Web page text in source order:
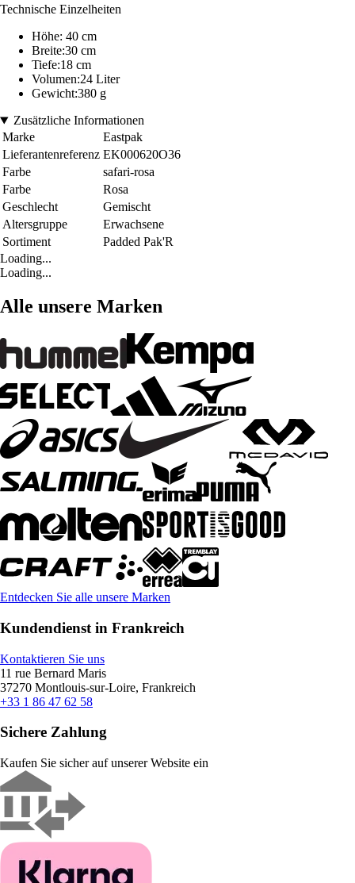
Technische Einzelheiten
Höhe: 40 cm
Breite:30 cm
Tiefe:18 cm
Volumen:24 Liter
Gewicht:380 g
Zusätzliche Informationen
Marke
Eastpak
Lieferantenreferenz EK000620O36
Farbe
safari-rosa
Farbe
Rosa
Geschlecht
Gemischt
Altersgruppe
Erwachsene
Sortiment
Padded Pak'R
Loading...
Loading...
Alle unsere Marken
Entdecken Sie alle unsere Marken
Kundendienst in Frankreich
Kontaktieren Sie uns
11 rue Bernard Maris
37270 Montlouis-sur-Loire, Frankreich
+33 1 86 47 62 58
Sichere Zahlung
Kaufen Sie sicher auf unserer Website ein